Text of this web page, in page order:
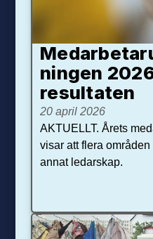
ningen
resultaten
20 april 2026
AKTUELLT. Årets
visar att flera
annat ledarskap.